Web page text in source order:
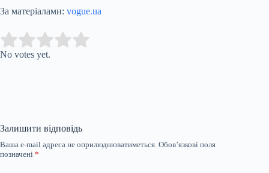
За матеріалами: vogue.ua
Rate this item:
No votes yet.
Залишити відповідь
Ваша e-mail адреса не оприлюднюватиметься. Обов’язкові поля
позначені *